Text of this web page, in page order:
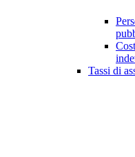
Tassi di